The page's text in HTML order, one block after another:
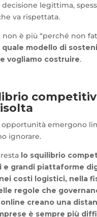
decisione legittima,
va rispettata.
non è più “perché non
quale modello di
vogliamo costruire.
opportunità emergono
ignorare.
lo squilibrio
e grandi piattaforme
costi logistici, nella
regole che
creano una
è sempre più